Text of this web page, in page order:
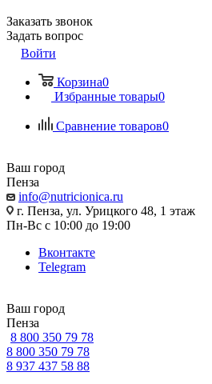
Заказать звонок
Задать вопрос
Войти
Корзина0
Избранные товары0
Сравнение товаров0
Ваш город
Пенза
info@nutricionica.ru
г. Пенза, ул. Урицкого 48, 1 этаж
Пн-Вс с 10:00 до 19:00
Вконтакте
Telegram
Ваш город
Пенза
8 800 350 79 78
8 800 350 79 78
8 937 437 58 88